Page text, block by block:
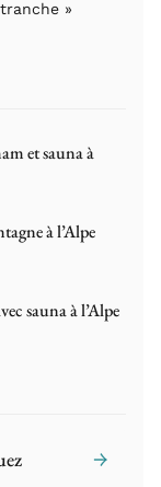
»
et sauna à
à l’Alpe
sauna à l’Alpe
→